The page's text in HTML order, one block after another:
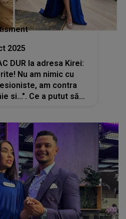
2025
DUR la adresa Kirei:
Nu am nimic cu
am contra
si...". Ce a putut să